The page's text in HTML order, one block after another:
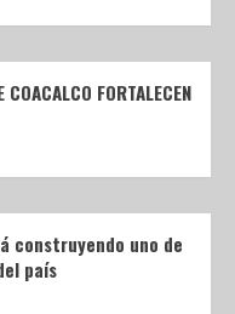
FORTALECEN
construyendo uno de
país